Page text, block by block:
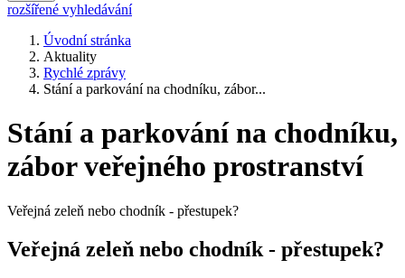
rozšířené vyhledávání
Úvodní stránka
Aktuality
Rychlé zprávy
Stání a parkování na chodníku, zábor...
Stání a parkování na chodníku,
zábor veřejného prostranství
Veřejná zeleň nebo chodník - přestupek?
Veřejná zeleň nebo chodník - přestupek?